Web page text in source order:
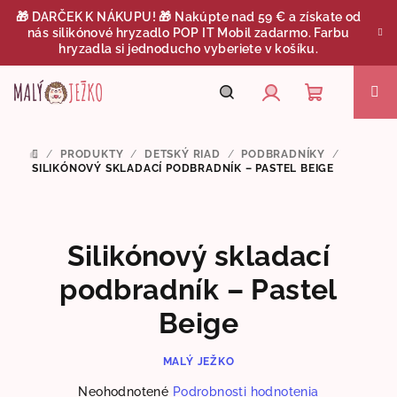
Prejsť
🎁 DARČEK K NÁKUPU! 🎁 Nakúpte nad 59 € a získate od
nás silikónové hryzadlo POP IT Mobil zadarmo. Farbu
hryzadla si jednoducho vyberiete v košíku.
Nákupný
košík
DOMOV
/ PRODUKTY / DETSKÝ RIAD / PODBRADNÍKY
/
SILIKÓNOVÝ SKLADACÍ PODBRADNÍK – PASTEL BEIGE
Silikónový skladací
podbradník – Pastel
Beige
MALÝ JEŽKO
Priemerné
Neohodnotené Podrobnosti hodnotenia